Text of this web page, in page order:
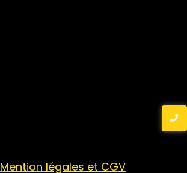
Mention légales et CGV